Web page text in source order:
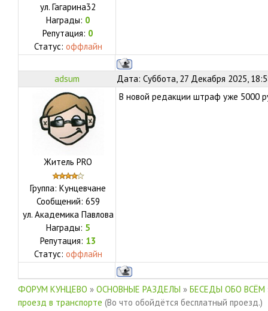
ул. Гагарина32
Награды: 0
Репутация: 0
Статус: оффлайн
adsum Дата: Суббота, 27 Декабря 2025,
Житель PRO
Группа: Кунцевчане
Сообщений: 659
ул. Академика Павлова
Награды: 5
Репутация: 13
Статус: оффлайн
В новой редакции штраф уже 5000
ФОРУМ КУНЦЕВО » ОСНОВНЫЕ РАЗДЕЛЫ » БЕСЕДЫ ОБО ВСЁМ
проезд в транспорте (Во что обойдётся бесплатный проезд.)